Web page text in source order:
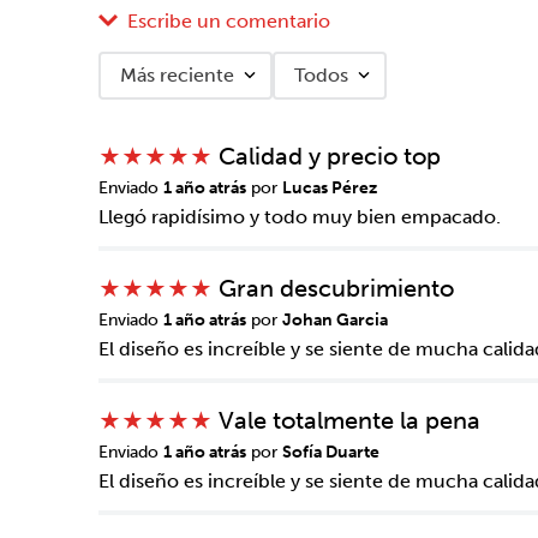
Escribe un comentario
Título
★ ★ ★ ★★
Tu nombre
Dirección de email
Más reciente Todos
★★★★★ Calidad y precio top
Enviado 1 año atrás por Lucas Pérez
Llegó rapidísimo y todo muy bien empacado.
★★★★★ Gran descubrimiento
Enviado 1 año atrás por Johan Garcia
El diseño es increíble y se siente de mucha
★★★★★ Vale totalmente la pena
Enviado 1 año atrás por Sofía Duarte
El diseño es increíble y se siente de mucha